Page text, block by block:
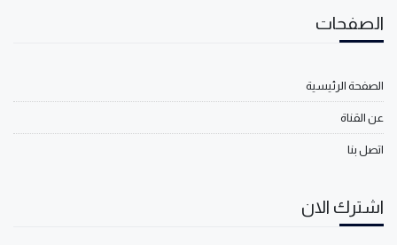
الصفحات
الصفحة الرئيسية
عن القناة
اتصل بنا
اشترك الان